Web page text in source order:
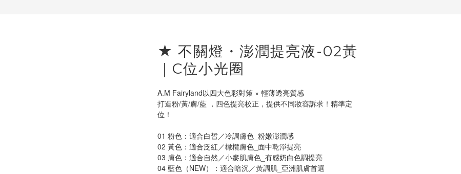
★ 不關燈・澎潤提亮液-02黃
｜C位小光圈
A.M Fairyland以四大色彩對策 × 輕薄透亮質感
打造粉/黃/膚/藍 ，四色提亮校正，提供不同妝容訴求！精準定
位！
01 粉色：適合白皙／冷調膚色_粉嫩澎潤感
02 黃色：適合泛紅／橄欖膚色_面中乾淨提亮
03 膚色：適合自然／小麥肌膚色_有感奶白色調提亮
04 藍色（NEW）：適合暗沉／黃調肌_亞洲肌膚首選